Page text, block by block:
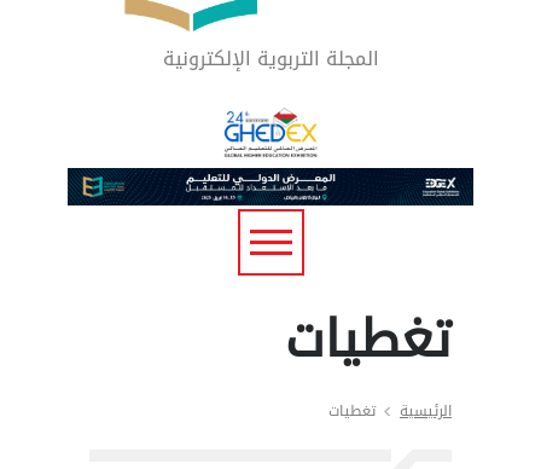
المجلة التربوية الإلكترونية
تغطيات
الرئيسية تغطيات